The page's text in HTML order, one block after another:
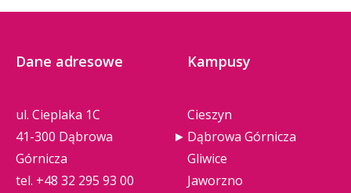
Dane adresowe
ul. Cieplaka 1C
41-300 Dąbrowa
Górnicza
tel. +48 32 295 93 00
Kampusy
Cieszyn
Dąbrowa Górnicza
Gliwice
Jaworzno